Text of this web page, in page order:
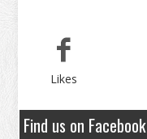
Likes
Find us on Facebook